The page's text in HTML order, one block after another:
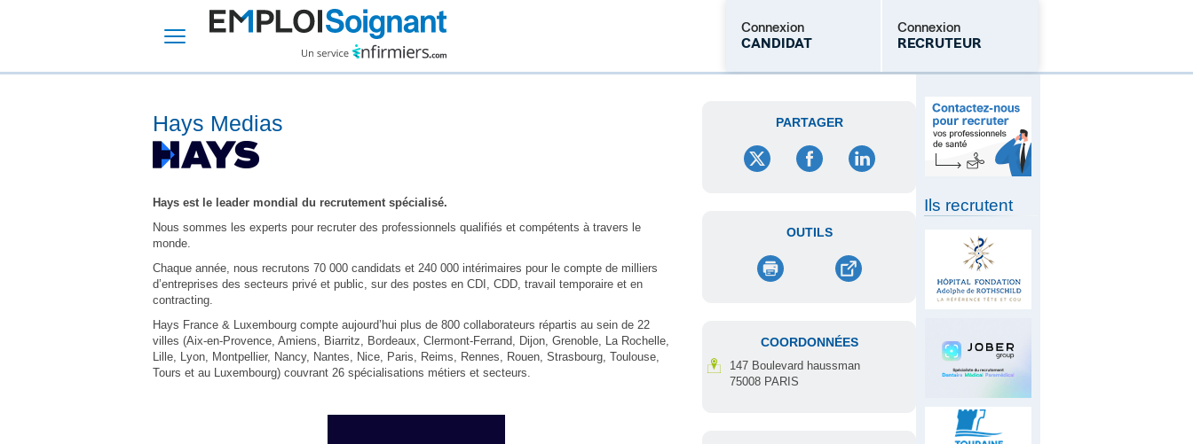
Connexion
CANDIDAT
Connexion
RECRUTEUR
Mot de passe oublié
Hays Medias
Hays est le leader mondial du recrutement spécialisé.
Nous sommes les experts pour recruter des professionnels qualifiés et compétents à travers le
monde.
Chaque année, nous recrutons 70 000 candidats et 240 000 intérimaires pour le compte de milliers
d’entreprises des secteurs privé et public, sur des postes en CDI, CDD, travail temporaire et en
contracting.
Hays France & Luxembourg compte aujourd’hui plus de 800 collaborateurs répartis au sein de 22
villes (Aix-en-Provence, Amiens, Biarritz, Bordeaux, Clermont-Ferrand, Dijon, Grenoble, La Rochelle,
Lille, Lyon, Montpellier, Nancy, Nantes, Nice, Paris, Reims, Rennes, Rouen, Strasbourg, Toulouse,
Tours et au Luxembourg) couvrant 26 spécialisations métiers et secteurs.
PARTAGER
OUTILS
COORDONNÉES
147 Boulevard haussman
75008 PARIS
Ils recrutent